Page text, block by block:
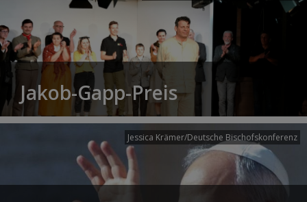
Jakob-Gapp-Preis
Jessica Krämer/Deutsche Bischofskonferenz